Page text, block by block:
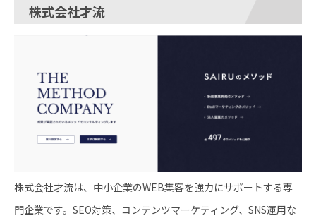
株式会社才流
株式会社才流は、中小企業のWEB集客を強力にサポートする専
門企業です。SEO対策、コンテンツマーケティング、SNS運用な